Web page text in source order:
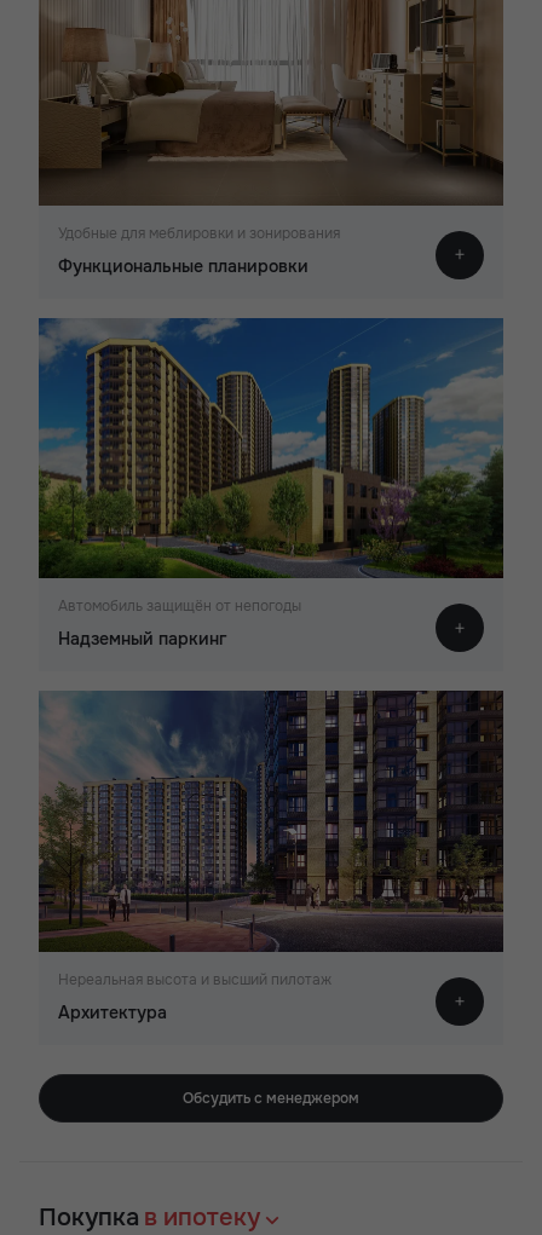
Удобные для меблировки и зонирования
Функциональные планировки
Автомобиль защищён от непогоды
Надземный паркинг
Нереальная высота и высший пилотаж
Архитектура
Обсудить с менеджером
Покупка в ипотеку